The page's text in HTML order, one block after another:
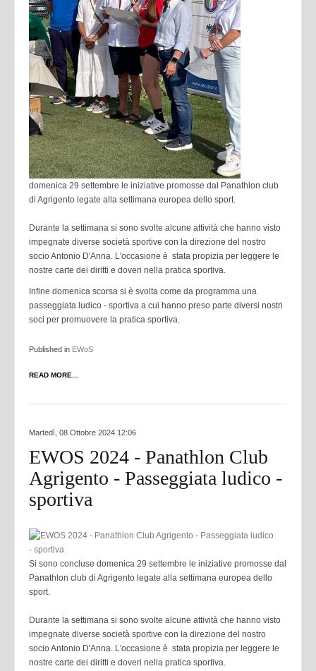
domenica 29 settembre le iniziative promosse dal Panathlon club
di Agrigento legate alla settimana europea dello sport.
Durante la settimana si sono svolte alcune attività che hanno visto
impegnate diverse società sportive con la direzione del nostro
socio Antonio D'Anna. L'occasione è stata propizia per leggere le
nostre carte dei diritti e doveri nella pratica sportiva.
Infine domenica scorsa si è svolta come da programma una
passeggiata ludico - sportiva a cui hanno preso parte diversi nostri
soci per promuovere la pratica sportiva.
Published in EWoS
READ MORE...
Martedì, 08 Ottobre 2024 12:06
EWOS 2024 - Panathlon Club
Agrigento - Passeggiata ludico -
sportiva
Si sono concluse domenica 29 settembre le iniziative promosse dal
Panathlon club di Agrigento legate alla settimana europea dello
sport.
Durante la settimana si sono svolte alcune attività che hanno visto
impegnate diverse società sportive con la direzione del nostro
socio Antonio D'Anna. L'occasione è stata propizia per leggere le
nostre carte dei diritti e doveri nella pratica sportiva.